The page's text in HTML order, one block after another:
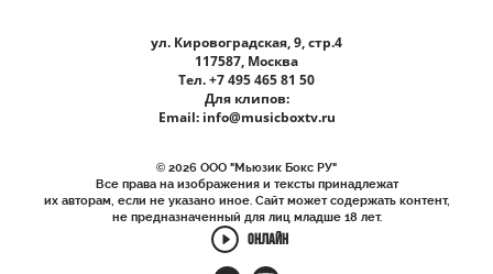
ул. Кировоградская, 9, стр.4
117587, Москва
Тел. +7 495 465 81 50
Для клипов:
Email: info@musicboxtv.ru
© 2026 ООО "Мьюзик Бокс РУ"
Все права на изображения и тексты принадлежат
их авторам, если не указано иное. Сайт может содержать контент,
не предназначенный для лиц младше 18 лет.
ОНЛАЙН